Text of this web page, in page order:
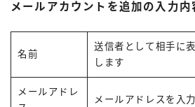
メールアカウントを追加の入力内
名前
送信者として相手に
します
メールアドレ
メールアドレスを入